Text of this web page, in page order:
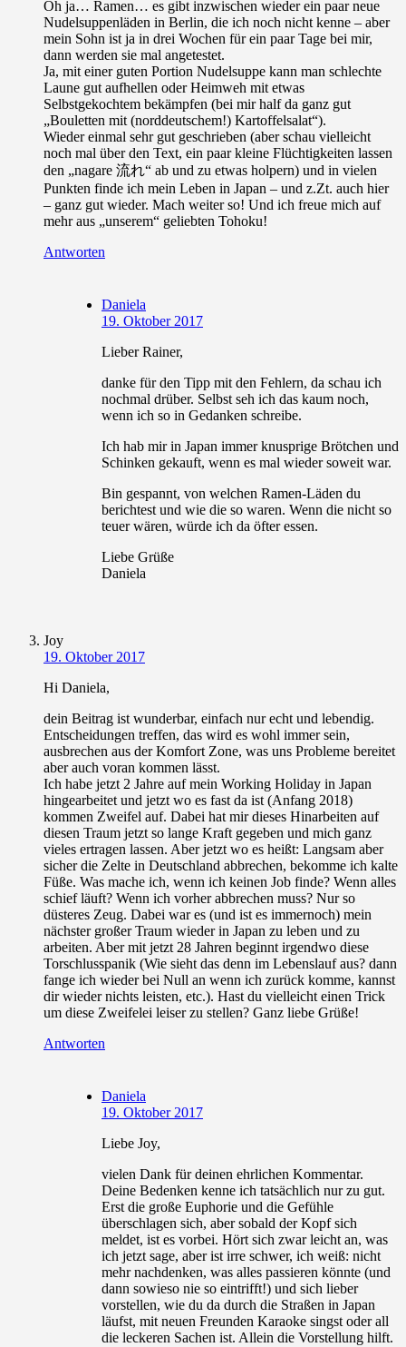
Oh ja… Ramen… es gibt inzwischen wieder ein paar neue
Nudelsuppenläden in Berlin, die ich noch nicht kenne – aber
mein Sohn ist ja in drei Wochen für ein paar Tage bei mir,
dann werden sie mal angetestet.
Ja, mit einer guten Portion Nudelsuppe kann man schlechte
Laune gut aufhellen oder Heimweh mit etwas
Selbstgekochtem bekämpfen (bei mir half da ganz gut
„Bouletten mit (norddeutschem!) Kartoffelsalat“).
Wieder einmal sehr gut geschrieben (aber schau vielleicht
noch mal über den Text, ein paar kleine Flüchtigkeiten lassen
den „nagare 流れ“ ab und zu etwas holpern) und in vielen
Punkten finde ich mein Leben in Japan – und z.Zt. auch hier
– ganz gut wieder. Mach weiter so! Und ich freue mich auf
mehr aus „unserem“ geliebten Tohoku!
Antworten
Daniela
19. Oktober 2017
Lieber Rainer,
danke für den Tipp mit den Fehlern, da schau ich
nochmal drüber. Selbst seh ich das kaum noch,
wenn ich so in Gedanken schreibe.
Ich hab mir in Japan immer knusprige Brötchen und
Schinken gekauft, wenn es mal wieder soweit war.
Bin gespannt, von welchen Ramen-Läden du
berichtest und wie die so waren. Wenn die nicht so
teuer wären, würde ich da öfter essen.
Liebe Grüße
Daniela
Joy
19. Oktober 2017
Hi Daniela,
dein Beitrag ist wunderbar, einfach nur echt und lebendig.
Entscheidungen treffen, das wird es wohl immer sein,
ausbrechen aus der Komfort Zone, was uns Probleme bereitet
aber auch voran kommen lässt.
Ich habe jetzt 2 Jahre auf mein Working Holiday in Japan
hingearbeitet und jetzt wo es fast da ist (Anfang 2018)
kommen Zweifel auf. Dabei hat mir dieses Hinarbeiten auf
diesen Traum jetzt so lange Kraft gegeben und mich ganz
vieles ertragen lassen. Aber jetzt wo es heißt: Langsam aber
sicher die Zelte in Deutschland abbrechen, bekomme ich kalte
Füße. Was mache ich, wenn ich keinen Job finde? Wenn alles
schief läuft? Wenn ich vorher abbrechen muss? Nur so
düsteres Zeug. Dabei war es (und ist es immernoch) mein
nächster großer Traum wieder in Japan zu leben und zu
arbeiten. Aber mit jetzt 28 Jahren beginnt irgendwo diese
Torschlusspanik (Wie sieht das denn im Lebenslauf aus? dann
fange ich wieder bei Null an wenn ich zurück komme, kannst
dir wieder nichts leisten, etc.). Hast du vielleicht einen Trick
um diese Zweifelei leiser zu stellen? Ganz liebe Grüße!
Antworten
Daniela
19. Oktober 2017
Liebe Joy,
vielen Dank für deinen ehrlichen Kommentar.
Deine Bedenken kenne ich tatsächlich nur zu gut.
Erst die große Euphorie und die Gefühle
überschlagen sich, aber sobald der Kopf sich
meldet, ist es vorbei. Hört sich zwar leicht an, was
ich jetzt sage, aber ist irre schwer, ich weiß: nicht
mehr nachdenken, was alles passieren könnte (und
dann sowieso nie so eintrifft!) und sich lieber
vorstellen, wie du da durch die Straßen in Japan
läufst, mit neuen Freunden Karaoke singst oder all
die leckeren Sachen ist. Allein die Vorstellung hilft.